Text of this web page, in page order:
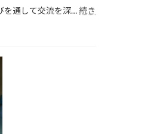
を通して交流を深…続き